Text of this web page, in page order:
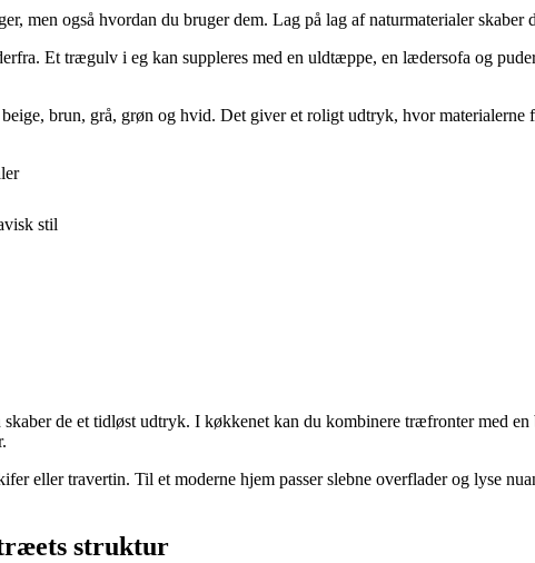
men også hvordan du bruger dem. Lag på lag af naturmaterialer skaber
Et trægulv i eg kan suppleres med en uldtæppe, en lædersofa og
brun, grå, grøn og hvid. Det giver et roligt udtryk, hvor materialerne
stil
skaber de et tidløst udtryk. I køkkenet kan du kombinere træfronter med
eller travertin. Til et moderne hjem passer slebne overflader og lyse
struktur